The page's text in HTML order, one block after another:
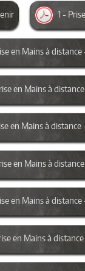
1 -
en Mains à distance
en Mains à
en Mains à distance
en Mains à
en Mains à distance
en Mains à